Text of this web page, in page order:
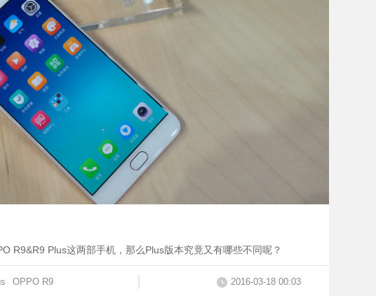
R9&R9 Plus这两部手机，那么Plus版本究竟又有哪些不同呢？
OPPO R9 2016-03-18 00:03